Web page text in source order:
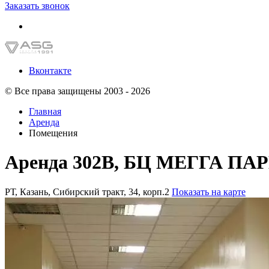
Заказать звонок
Вконтакте
© Все права защищены 2003 - 2026
Главная
Аренда
Помещения
Аренда 302В, БЦ МЕГГА
РТ, Казань, Сибирский тракт, 34, корп.2 Показать на карте